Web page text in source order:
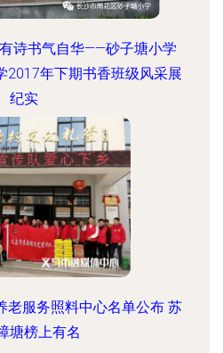
诗书气自华——砂子塘小学
2017年下期书香班级风采展
纪实
老服务照料中心名单公布 苏
塘榜上有名